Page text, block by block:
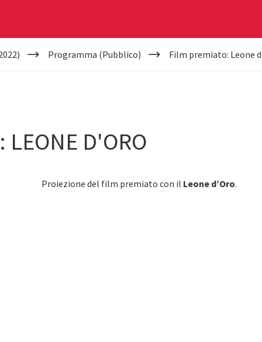
Programma (Pubblico) Film premiato: Leone
LEONE D'ORO
Proiezione del film premiato con il Leone d’Oro.